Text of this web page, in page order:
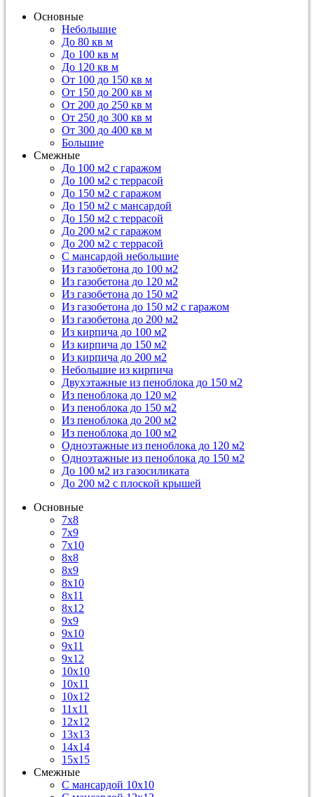
Основные
Небольшие
До 80 кв м
До 100 кв м
До 120 кв м
От 100 до 150 кв м
От 150 до 200 кв м
От 200 до 250 кв м
От 250 до 300 кв м
От 300 до 400 кв м
Большие
Смежные
До 100 м2 с гаражом
До 100 м2 с террасой
До 150 м2 с гаражом
До 150 м2 с мансардой
До 150 м2 с террасой
До 200 м2 с гаражом
До 200 м2 с террасой
С мансардой небольшие
Из газобетона до 100 м2
Из газобетона до 120 м2
Из газобетона до 150 м2
Из газобетона до 150 м2 с гаражом
Из газобетона до 200 м2
Из кирпича до 100 м2
Из кирпича до 150 м2
Из кирпича до 200 м2
Небольшие из кирпича
Двухэтажные из пеноблока до 150 м2
Из пеноблока до 120 м2
Из пеноблока до 150 м2
Из пеноблока до 200 м2
Из пеноблока до 100 м2
Одноэтажные из пеноблока до 120 м2
Одноэтажные из пеноблока до 150 м2
До 100 м2 из газосиликата
До 200 м2 с плоской крышей
Основные
7х8
7х9
7х10
8х8
8х9
8х10
8х11
8х12
9х9
9х10
9х11
9х12
10х10
10х11
10х12
11х11
12х12
13х13
14х14
15х15
Смежные
С мансардой 10х10